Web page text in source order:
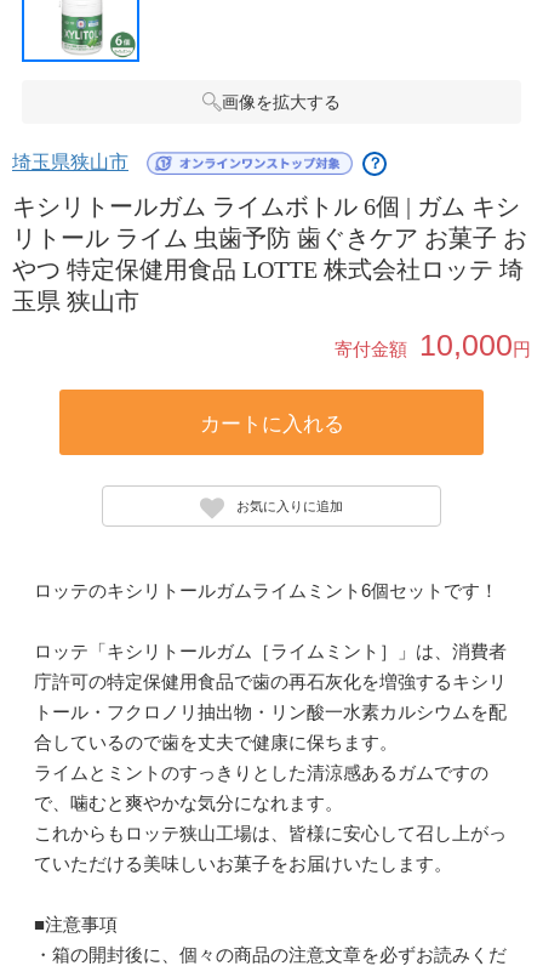
画像を拡大する
埼玉県狭山市 ？
キシリトールガム ライムボトル 6個 | ガム キシ
リトール ライム 虫歯予防 歯ぐきケア お菓子 お
やつ 特定保健用食品 LOTTE 株式会社ロッテ 埼
玉県 狭山市
寄付金額 10,000円
カートに入れる
お気に入りに追加
ロッテのキシリトールガムライムミント6個セットです！
ロッテ「キシリトールガム［ライムミント］」は、消費者
庁許可の特定保健用食品で歯の再石灰化を増強するキシリ
トール・フクロノリ抽出物・リン酸一水素カルシウムを配
合しているので歯を丈夫で健康に保ちます。
ライムとミントのすっきりとした清涼感あるガムですの
で、噛むと爽やかな気分になれます。
これからもロッテ狭山工場は、皆様に安心して召し上がっ
ていただける美味しいお菓子をお届けいたします。
■注意事項
・箱の開封後に、個々の商品の注意文章を必ずお読みくだ